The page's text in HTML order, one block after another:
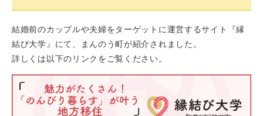
結婚前のカップルや夫婦をターゲットに運営するサイト『縁
結び大学』にて、まんのう町が紹介されました。
詳しくは以下のリンクをご覧ください。